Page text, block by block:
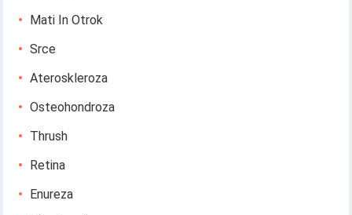
Mati In Otrok
Srce
Ateroskleroza
Osteohondroza
Thrush
Retina
Enureza